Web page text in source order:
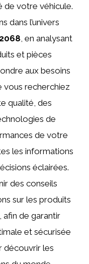
de votre véhicule.
dans l’univers
2068 , en analysant
et pièces
aux besoins
vous recherchiez
qualité, des
de
de votre
les informations
éclairées.
des conseils
sur les produits
de garantir
et sécurisée
découvrir les